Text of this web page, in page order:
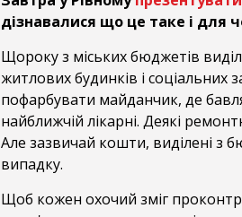
дізнавалися що це таке і для
Щороку з міських бюджетів
житлових будинків і соціальних
пофарбувати майданчик, де
найближчій лікарні. Деякі
Але зазвичай кошти, виділені з
випадку.
Щоб кожен охочий зміг